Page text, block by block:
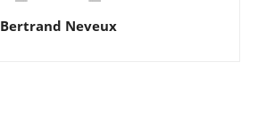
Bertrand Neveux